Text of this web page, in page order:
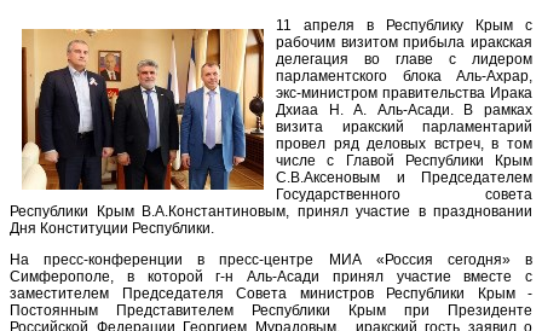
11 апреля в Республику Крым с
рабочим визитом прибыла иракская
делегация во главе с лидером
парламентского блока Аль-Ахрар,
экс-министром правительства Ирака
Дхиаа Н. А. Аль-Асади. В рамках
визита иракский парламентарий
провел ряд деловых встреч, в том
числе с Главой Республики Крым
С.В.Аксеновым и Председателем
Государственного совета
Республики Крым В.А.Константиновым, принял участие в праздновании
Дня Конституции Республики.
На пресс-конференции в пресс-центре МИА «Россия сегодня» в
Симферополе, в которой г-н Аль-Асади принял участие вместе с
заместителем Председателя Совета министров Республики Крым -
Постоянным Представителем Республики Крым при Президенте
Российской Федерации Георгием Мурадовым, иракский гость заявил о